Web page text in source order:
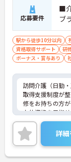
応募要件
■
ブ
駅から徒歩10分以内
資格取得サポート
研
ボーナス・賞与あり
訪問介護（日勤
取得支援制度が
修をお持ちの方
上位資格を目指
資格者には毎月
れるため、モチ
戦できます。業
ールに合わせて
責任者が同行し
詳